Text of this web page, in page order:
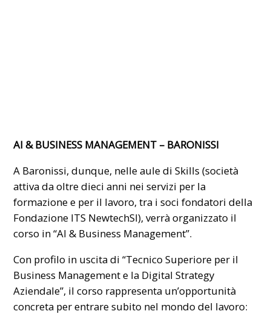
AI & BUSINESS MANAGEMENT – BARONISSI
A Baronissi, dunque, nelle aule di Skills (società
attiva da oltre dieci anni nei servizi per la
formazione e per il lavoro, tra i soci fondatori della
Fondazione ITS NewtechSI), verrà organizzato il
corso in “AI & Business Management”.
Con profilo in uscita di “Tecnico Superiore per il
Business Management e la Digital Strategy
Aziendale”, il corso rappresenta un’opportunità
concreta per entrare subito nel mondo del lavoro: